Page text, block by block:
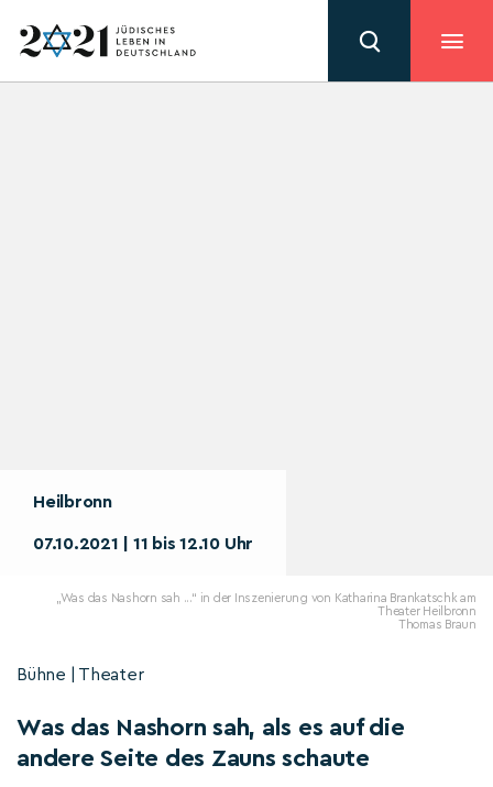
Heilbronn
07.10.2021 | 11 bis 12.10 Uhr
„Was das Nashorn sah ...“ in der Inszenierung von Katharina Brankatschk am
Theater Heilbronn
Thomas Braun
Bühne | Theater
Was das Nashorn sah, als es auf die
andere Seite des Zauns schaute